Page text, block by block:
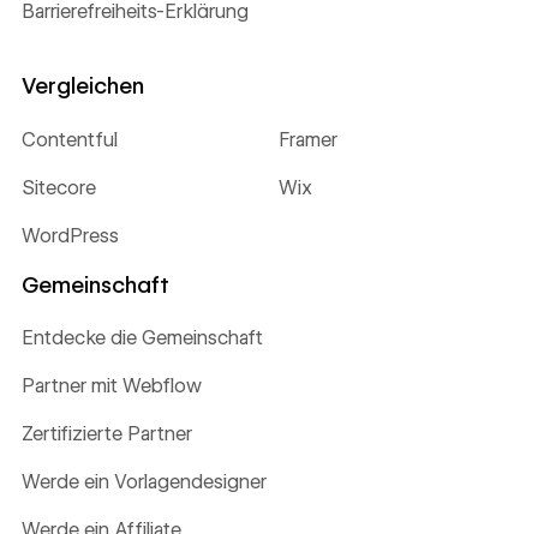
Barrierefreiheits-Erklärung
Vergleichen
Contentful Framer
Sitecore Wix
WordPress
Gemeinschaft
Entdecke die Gemeinschaft
Partner mit Webflow
Zertifizierte Partner
Werde ein Vorlagendesigner